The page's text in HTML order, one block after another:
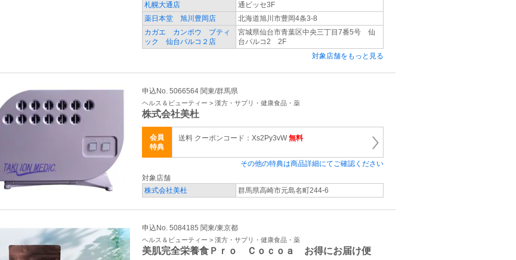
札幌大通店
通ビッセ3F
薬日本堂 旭川豊岡店
北海道旭川市豊岡4条3-8
カガエ カンポウ ブティ
ック 仙台パルコ２店
宮城県仙台市青葉区中央三丁目7番5号 仙
台パルコ2 2F
対象店舗をもっと見る
申込No. 5066564 関東/群馬県
ヘルス＆ビューティー > 漢方・サプリ・健康食品・薬
株式会社美杜
会員
特典
送料 クーポンコード：Xs2Py3vW無料
その他の特典は商品詳細にてご確認ください
対象店舗
株式会社美杜
群馬県高崎市元島名町244-6
申込No. 5084185 関東/東京都
ヘルス＆ビューティー > 漢方・サプリ・健康食品・薬
美肌完全栄養食Ｐｒｏ Ｃｏｃｏａ お得にお届け便